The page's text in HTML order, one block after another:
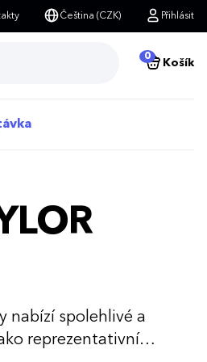
Čeština (CZK) Přihlásit
0
Košík
nabízí spolehlivé a
reprezentativní